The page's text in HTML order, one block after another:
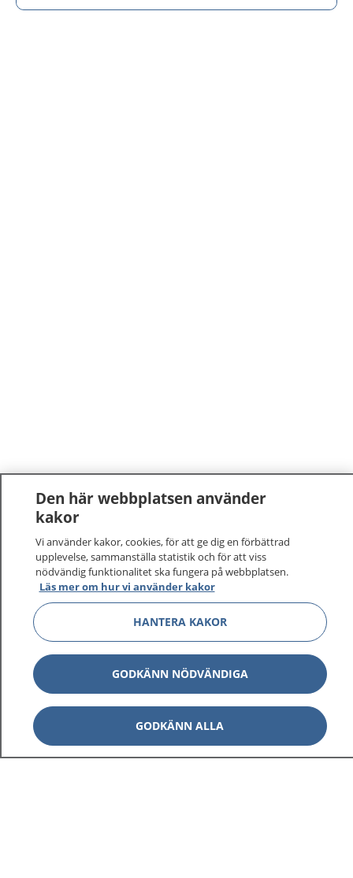
Den här webbplatsen använder
kakor
Vi använder kakor, cookies, för att ge dig en förbättrad
upplevelse, sammanställa statistik och för att viss
nödvändig funktionalitet ska fungera på webbplatsen.
Läs mer om hur vi använder kakor
HANTERA KAKOR
GODKÄNN NÖDVÄNDIGA
GODKÄNN ALLA